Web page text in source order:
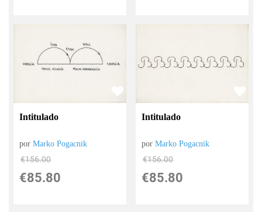
Intitulado
porMarko Pogacnik
€156.00
€85.80
Intitulado
porMarko Pogacnik
€156.00
€85.80